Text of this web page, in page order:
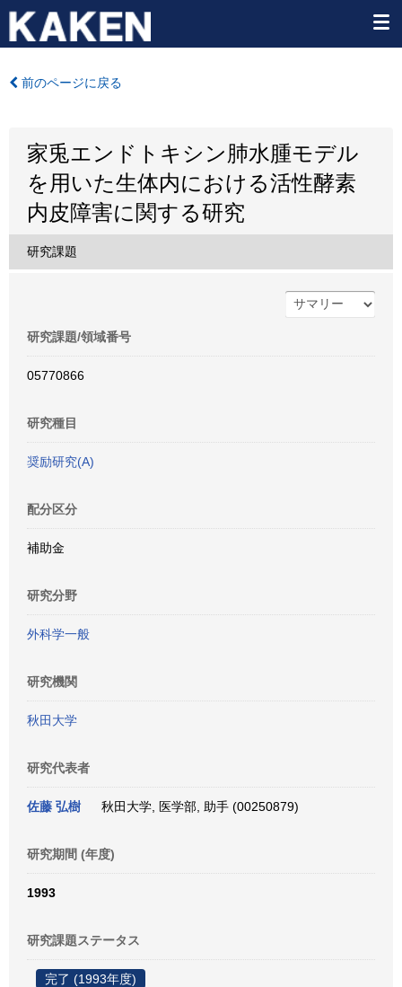
前のページに戻る
家兎エンドトキシン肺水腫モデル
を用いた生体内における活性酵素
内皮障害に関する研究
研究課題
研究課題/領域番号
05770866
研究種目
奨励研究(A)
配分区分
補助金
研究分野
外科学一般
研究機関
秋田大学
研究代表者
佐藤 弘樹 秋田大学, 医学部, 助手 (00250879)
研究期間 (年度)
1993
研究課題ステータス
完了 (1993年度)